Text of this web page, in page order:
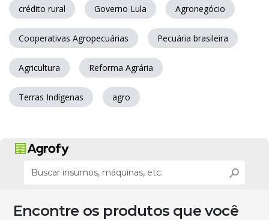
crédito rural Governo Lula Agronegócio
Cooperativas Agropecuárias Pecuária brasileira
Agricultura Reforma Agrária
Terras Indígenas agro
Encontre os produtos que você